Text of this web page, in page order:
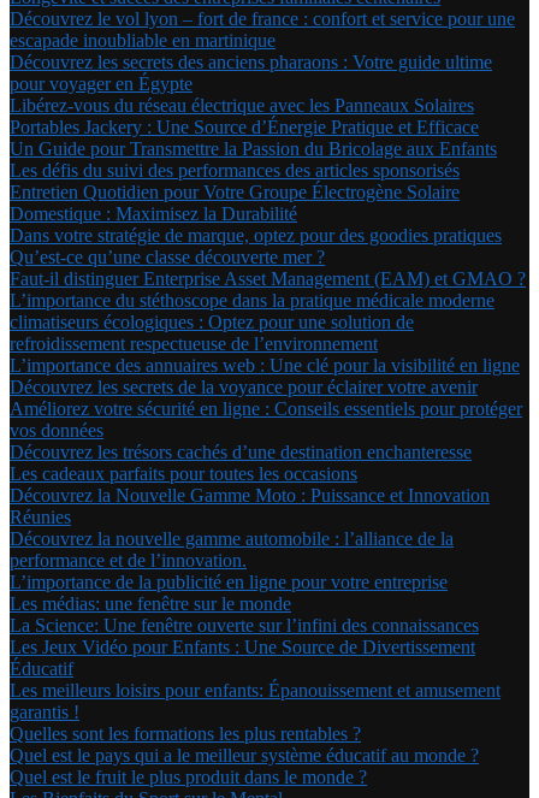
Découvrez le vol lyon – fort de france : confort et service pour une
escapade inoubliable en martinique
Découvrez les secrets des anciens pharaons : Votre guide ultime
pour voyager en Égypte
Libérez-vous du réseau électrique avec les Panneaux Solaires
Portables Jackery : Une Source d’Énergie Pratique et Efficace
Un Guide pour Transmettre la Passion du Bricolage aux Enfants
Les défis du suivi des performances des articles sponsorisés
Entretien Quotidien pour Votre Groupe Électrogène Solaire
Domestique : Maximisez la Durabilité
Dans votre stratégie de marque, optez pour des goodies pratiques
Qu’est-ce qu’une classe découverte mer ?
Faut-il distinguer Enterprise Asset Management (EAM) et GMAO ?
L’importance du stéthoscope dans la pratique médicale moderne
climatiseurs écologiques : Optez pour une solution de
refroidissement respectueuse de l’environnement
L’importance des annuaires web : Une clé pour la visibilité en ligne
Découvrez les secrets de la voyance pour éclairer votre avenir
Améliorez votre sécurité en ligne : Conseils essentiels pour protéger
vos données
Découvrez les trésors cachés d’une destination enchanteresse
Les cadeaux parfaits pour toutes les occasions
Découvrez la Nouvelle Gamme Moto : Puissance et Innovation
Réunies
Découvrez la nouvelle gamme automobile : l’alliance de la
performance et de l’innovation.
L’importance de la publicité en ligne pour votre entreprise
Les médias: une fenêtre sur le monde
La Science: Une fenêtre ouverte sur l’infini des connaissances
Les Jeux Vidéo pour Enfants : Une Source de Divertissement
Éducatif
Les meilleurs loisirs pour enfants: Épanouissement et amusement
garantis !
Quelles sont les formations les plus rentables ?
Quel est le pays qui a le meilleur système éducatif au monde ?
Quel est le fruit le plus produit dans le monde ?